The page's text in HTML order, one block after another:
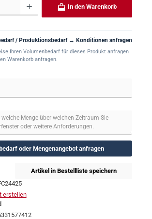
In den Warenkorb
/ Produktionsbedarf → Konditionen anfragen
Ihren Volumenbedarf für dieses Produkt anfragen
Warenkorb anfragen.
oder Mengenangebot anfragen
Artikel in Bestellliste speichern
erstellen